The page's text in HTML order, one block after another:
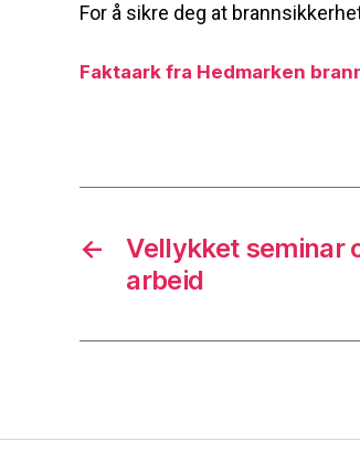
For å sikre deg at
Faktaark fra Hedmarken
←
Vellykket seminar
arbeid